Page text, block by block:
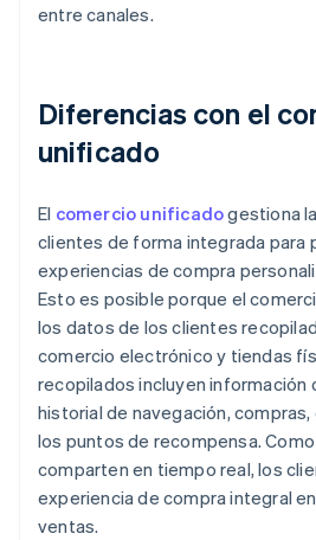
entre canales.
Diferencias con el
unificado
El comercio unificadogestiona
clientes de forma integrada para
experiencias de compra
Esto es posible porque el
los datos de los clientes
comercio electrónico y tiendas
recopilados incluyen información
historial de navegación,
los puntos de recompensa.
comparten en tiempo real, los
experiencia de compra integral
ventas.